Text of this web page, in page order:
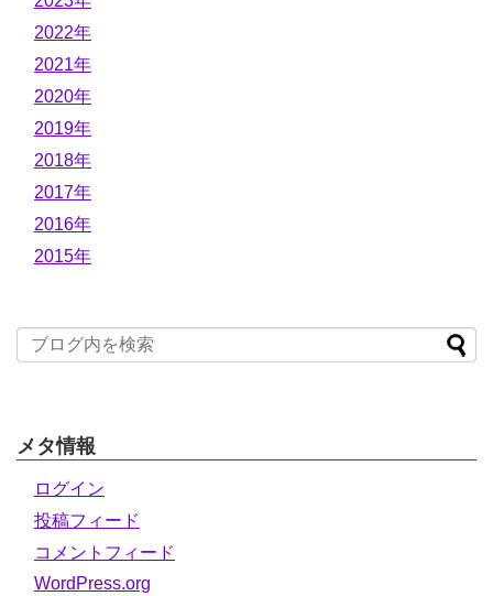
2022年
2021年
2020年
2019年
2018年
2017年
2016年
2015年
メタ情報
ログイン
投稿フィード
コメントフィード
WordPress.org